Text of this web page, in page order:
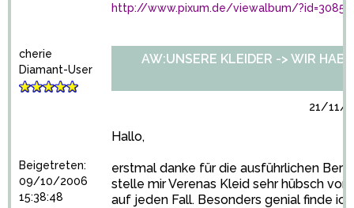
http://www.pixum.de/viewalbum/
cherie
Diamant-User
Beigetreten:
09/10/2006
15:38:48
AW:UNSERE KLEIDER -> WIR
21/11/
Hallo,
erstmal danke für die ausführlichen
stelle mir Verenas Kleid sehr hübsch vor,
auf jeden Fall. Besonders genial finde